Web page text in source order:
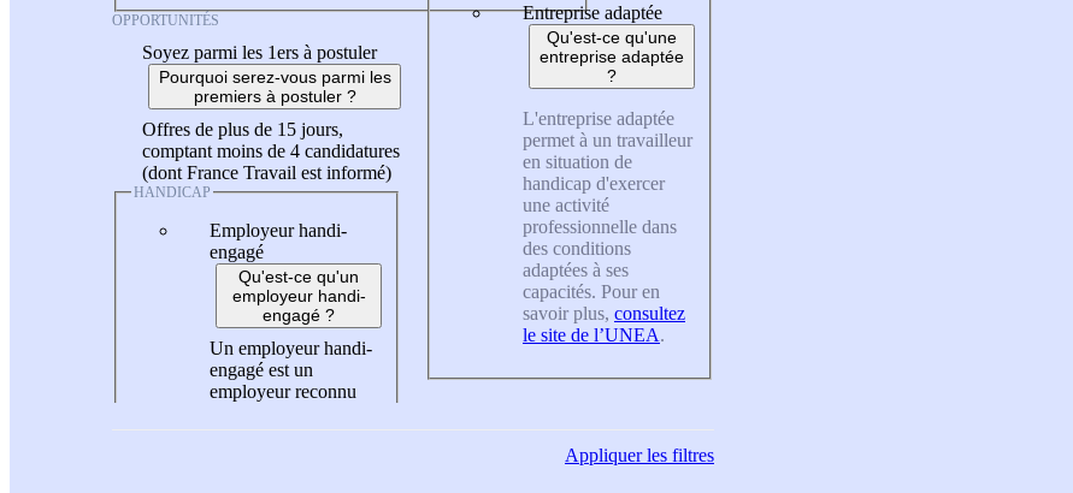
OPPORTUNITÉS
Soyez parmi les 1ers à postuler
Pourquoi serez-vous parmi les
premiers à postuler ?
Offres de plus de 15 jours,
comptant moins de 4 candidatures
(dont France Travail est informé)
HANDICAP
Employeur handi-
engagé
Qu'est-ce qu'un
employeur handi-
engagé ?
Un employeur handi-
engagé est un
employeur reconnu
Entreprise adaptée
Qu'est-ce qu'une
entreprise adaptée
?
L'entreprise adaptée
permet à un travailleur
en situation de
handicap d'exercer
une activité
professionnelle dans
des conditions
adaptées à ses
capacités. Pour en
savoir plus, consultez
le site de l’UNEA.
Appliquerles filtres